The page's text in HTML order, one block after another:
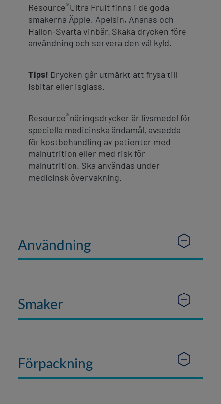
Resource®Ultra Fruit finns i de goda
smakerna Äpple, Apelsin, Ananas och
Hallon-Svarta vinbär. Skaka drycken före
användning och servera den väl kyld.
Tips! Drycken går utmärkt att frysa till
isbitar eller isglass.
Resource®näringsdrycker är livsmedel för
speciella medicinska ändamål, avsedda
för kostbehandling av patienter med
malnutrition eller med risk för
malnutrition. Ska användas under
medicinsk övervakning.
Användning
Smaker
Förpackning